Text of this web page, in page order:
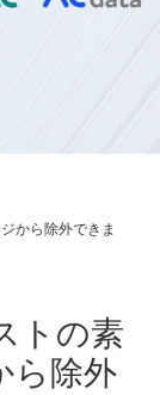
から除外できま
トの素
ら除外